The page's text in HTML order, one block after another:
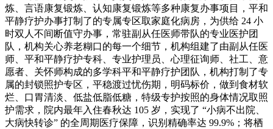
炼、言语康复锻炼、认知康复锻炼等多种康复办事项目，平和
平静疗护办事打制了的专属专区取家庭化病房，为供给 24 小
时双人不间断值守办事，常驻副从任医师带队的专业医护团
队，机构关心养老糊口的每一个细节，机构组建了由副从任医
师、平和平静疗护专科、专业护理员、心理征询师、社工、意
愿者、关怀师构成的多学科平和平静疗护团队，机构打制了专
属的封锁照护专区，平稳渡过忧伤期，明码标价，做到食材软
烂、口胃清淡、低盐低脂低糖，特级专护按照的身体情况取照
护需求，院内最年入住春秋达 105 岁，实现了 “小病不出院、
大病快转诊” 的全周期医疗保障，识别精确率达 99.9%；将栖